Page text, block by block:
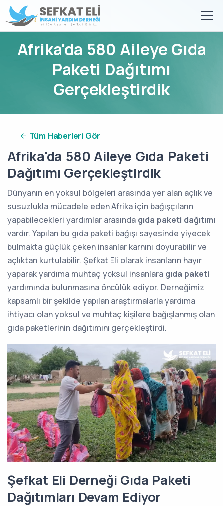
Afrika'da 580 Aileye Gıda
Paketi Dağıtımı
Gerçekleştirdik
Tüm Haberleri Gör
Afrika'da 580 Aileye Gıda Paketi
Dağıtımı Gerçekleştirdik
Dünyanın en yoksul bölgeleri arasında yer alan açlık ve
susuzlukla mücadele eden Afrika için bağışçıların
yapabilecekleri yardımlar arasında gıda paketi dağıtımı
vardır. Yapılan bu gıda paketi bağışı sayesinde yiyecek
bulmakta güçlük çeken insanlar karnını doyurabilir ve
açlıktan kurtulabilir. Şefkat Eli olarak insanların hayır
yaparak yardıma muhtaç yoksul insanlara gıda paketi
yardımında bulunmasına öncülük ediyor. Derneğimiz
kapsamlı bir şekilde yapılan araştırmalarla yardıma
ihtiyacı olan yoksul ve muhtaç kişilere bağışlanmış olan
gıda paketlerinin dağıtımını gerçekleştirdi.
Şefkat Eli Derneği Gıda Paketi
Dağıtımları Devam Ediyor